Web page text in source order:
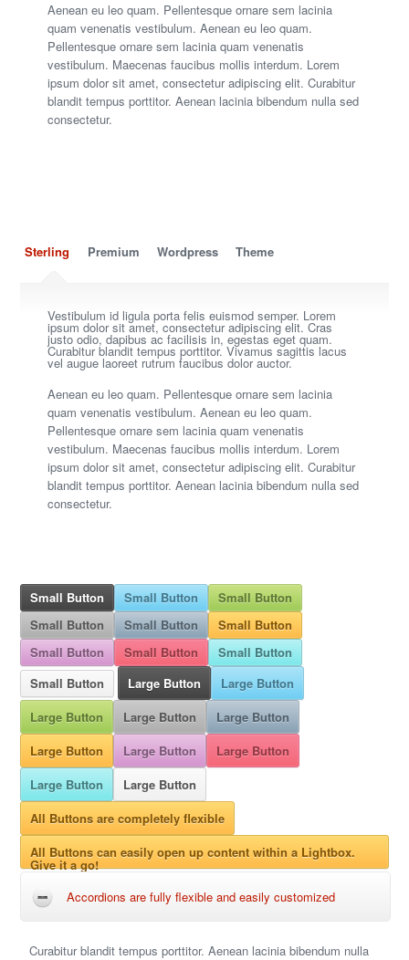
Aenean eu leo quam. Pellentesque ornare sem lacinia
quam venenatis vestibulum. Aenean eu leo quam.
Pellentesque ornare sem lacinia quam venenatis
vestibulum. Maecenas faucibus mollis interdum. Lorem
ipsum dolor sit amet, consectetur adipiscing elit. Curabitur
blandit tempus porttitor. Aenean lacinia bibendum nulla sed
consectetur.
Sterling
Vestibulum id ligula porta felis euismod semper. Lorem
ipsum dolor sit amet, consectetur adipiscing elit. Cras
justo odio, dapibus ac facilisis in, egestas eget quam.
Curabitur blandit tempus porttitor. Vivamus sagittis lacus
vel augue laoreet rutrum faucibus dolor auctor.
Aenean eu leo quam. Pellentesque ornare sem lacinia
quam venenatis vestibulum. Aenean eu leo quam.
Pellentesque ornare sem lacinia quam venenatis
vestibulum. Maecenas faucibus mollis interdum. Lorem
ipsum dolor sit amet, consectetur adipiscing elit. Curabitur
blandit tempus porttitor. Aenean lacinia bibendum nulla sed
consectetur.
Premium Wordpress Theme
Small Button Small Button
Small Button
Small Button
Small Button
Small Button
Small Button
Small Button
Small Button
Small Button
Large Button
Large Button
Large Button
Large Button
Large Button
Large Button
Large Button
Large Button
Large Button
Large Button
All Buttons are completely flexible
All Buttons can easily open up content within a Lightbox.
Give it a go!
Accordions are fully flexible and easily customized
Curabitur blandit tempus porttitor. Aenean lacinia bibendum nulla